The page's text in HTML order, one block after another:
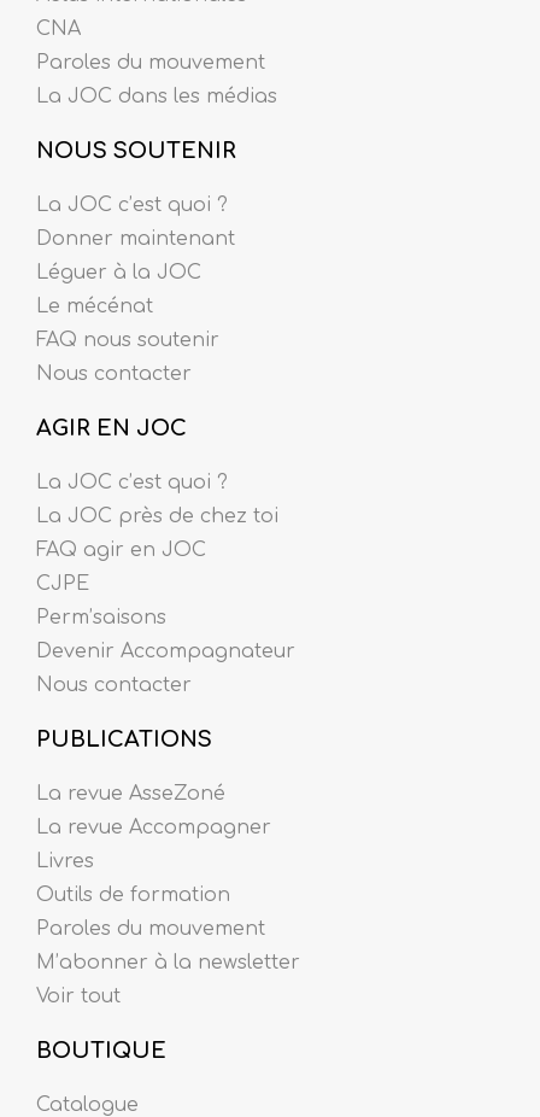
CNA
Paroles du mouvement
La JOC dans les médias
NOUS SOUTENIR
La JOC c’est quoi ?
Donner maintenant
Léguer à la JOC
Le mécénat
FAQ nous soutenir
Nous contacter
AGIR EN JOC
La JOC c’est quoi ?
La JOC près de chez toi
FAQ agir en JOC
CJPE
Perm’saisons
Devenir Accompagnateur
Nous contacter
PUBLICATIONS
La revue AsseZoné
La revue Accompagner
Livres
Outils de formation
Paroles du mouvement
M’abonner à la newsletter
Voir tout
BOUTIQUE
Catalogue